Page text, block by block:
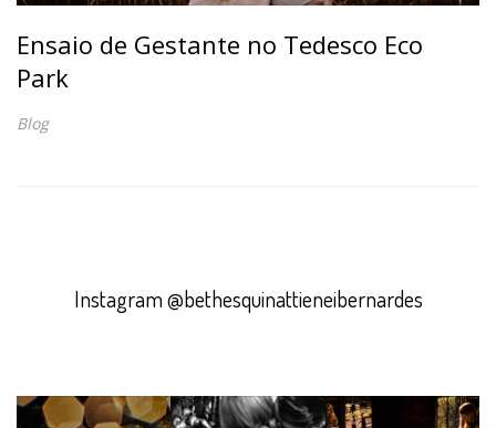
Ensaio de Gestante no Tedesco Eco
Park
Blog
Instagram @bethesquinattieneibernardes